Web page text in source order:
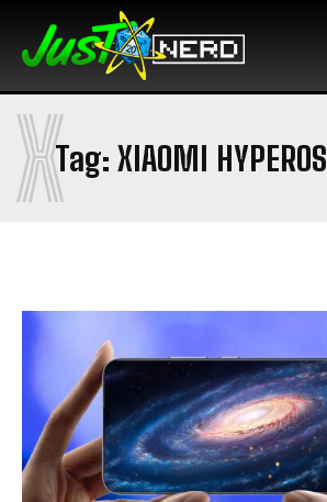
Tag: XIAOMI HYPEROS
X